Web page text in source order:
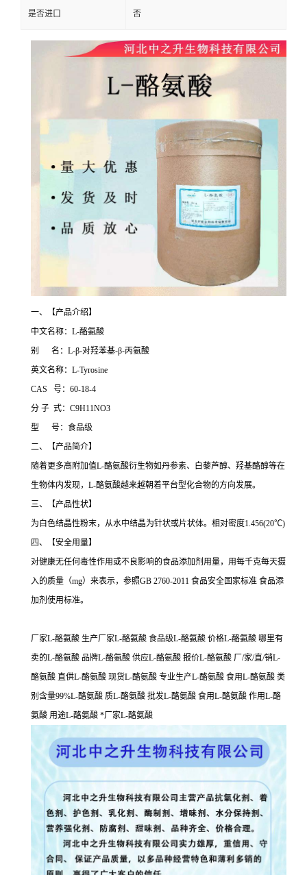
是否进口 否
一、【产品介绍】
中文名称：L-酪氨酸
别 名：L-β-对羟苯基-β-丙氨酸
英文名称：L-Tyrosine
CAS 号：60-18-4
分 子 式：C9H11NO3
型 号：食品级
二、【产品简介】
随着更多高附加值L-酪氨酸衍生物如丹参素、白藜芦醇、羟基酪醇等在
生物体内发现，L-酪氨酸越来越朝着平台型化合物的方向发展。
三、【产品性状】
为白色结晶性粉末，从水中结晶为针状或片状体。相对密度1.456(20℃)
四、【安全用量】
对健康无任何毒性作用或不良影响的食品添加剂用量，用每千克每天摄
入的质量（mg）来表示，参照GB 2760-2011 食品安全国家标准 食品添
加剂使用标准。
厂家L-酪氨酸 生产厂家L-酪氨酸 食品级L-酪氨酸 价格L-酪氨酸 哪里有
卖的L-酪氨酸 品牌L-酪氨酸 供应L-酪氨酸 报价L-酪氨酸 厂/家/直/销L-
酪氨酸 直供L-酪氨酸 现货L-酪氨酸 专业生产L-酪氨酸 食用L-酪氨酸 类
别含量99%L-酪氨酸 质L-酪氨酸 批发L-酪氨酸 食用L-酪氨酸 作用L-酪
氨酸 用途L-酪氨酸 *厂家L-酪氨酸